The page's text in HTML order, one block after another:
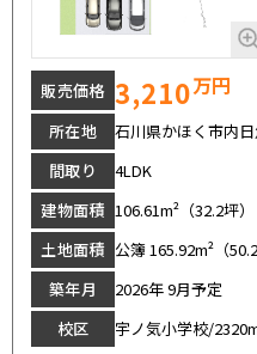
販売価格 3,210万円
所在地
石川県かほく市内
間取り
4LDK
建物面積 106.61m²（32.2坪）
土地面積 公簿 165.92m²（50.2
築年月
2026年 9月予定
校区
宇ノ気小学校/